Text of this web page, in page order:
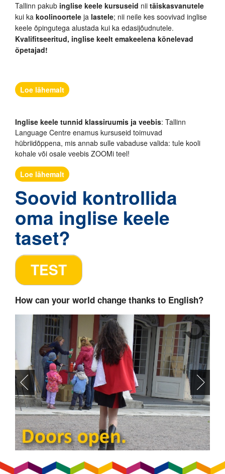
Tallinn pakub inglise keele kursuseid nii täiskasvanutele
kui ka koolinoortele ja lastele; nii neile kes soovivad inglise
keele õpingutega alustada kui ka edasijõudnutele.
Kvalifitseeritud, inglise keelt emakeelena kõnelevad
õpetajad!
Loe lähemalt
Inglise keele tunnid klassiruumis ja veebis: Tallinn
Language Centre enamus kursuseid toimuvad
hübriidõppena, mis annab sulle vabaduse valida: tule kooli
kohale või osale veebis ZOOMi teel!
Loe lähemalt
Soovid kontrollida
oma inglise keele
taset?
How can your world change thanks to English?